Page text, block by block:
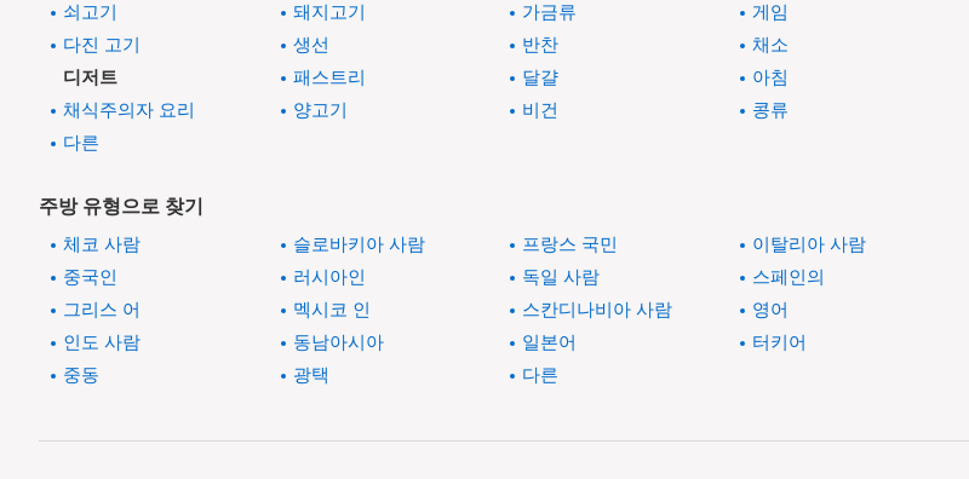
쇠고기 돼지고기 가금류
게임
다진 고기
생선 반찬
채소
디저트
패스트리 달걀
아침
채식주의자 요리
양고기 비건
콩류
다른
주방 유형으로 찾기
체코 사람 슬로바키아 사람 프랑스 국민
이탈리아 사람
중국인
러시아인 독일 사람
스페인의
그리스 어
멕시코 인 스칸디나비아 사람
영어
인도 사람
동남아시아 일본어
터키어
중동
광택 다른